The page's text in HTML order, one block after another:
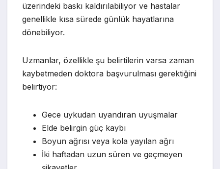
üzerindeki baskı kaldırılabiliyor ve hastalar
genellikle kısa sürede günlük hayatlarına
dönebiliyor.
Uzmanlar, özellikle şu belirtilerin varsa zaman
kaybetmeden doktora başvurulması gerektiğini
belirtiyor:
Gece uykudan uyandıran uyuşmalar
Elde belirgin güç kaybı
Boyun ağrısı veya kola yayılan ağrı
İki haftadan uzun süren ve geçmeyen